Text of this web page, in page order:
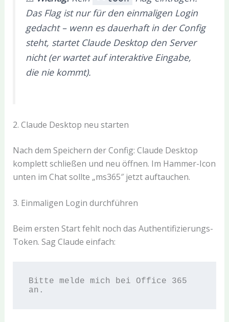
Das Flag ist nur für den einmaligen Login
gedacht – wenn es dauerhaft in der Config
steht, startet Claude Desktop den Server
nicht (er wartet auf interaktive Eingabe,
die nie kommt).
2. Claude Desktop neu starten
Nach dem Speichern der Config: Claude Desktop
komplett schließen und neu öffnen. Im Hammer-Icon
unten im Chat sollte „ms365″ jetzt auftauchen.
3. Einmaligen Login durchführen
Beim ersten Start fehlt noch das Authentifizierungs-
Token. Sag Claude einfach:
Bitte melde mich bei Office 365